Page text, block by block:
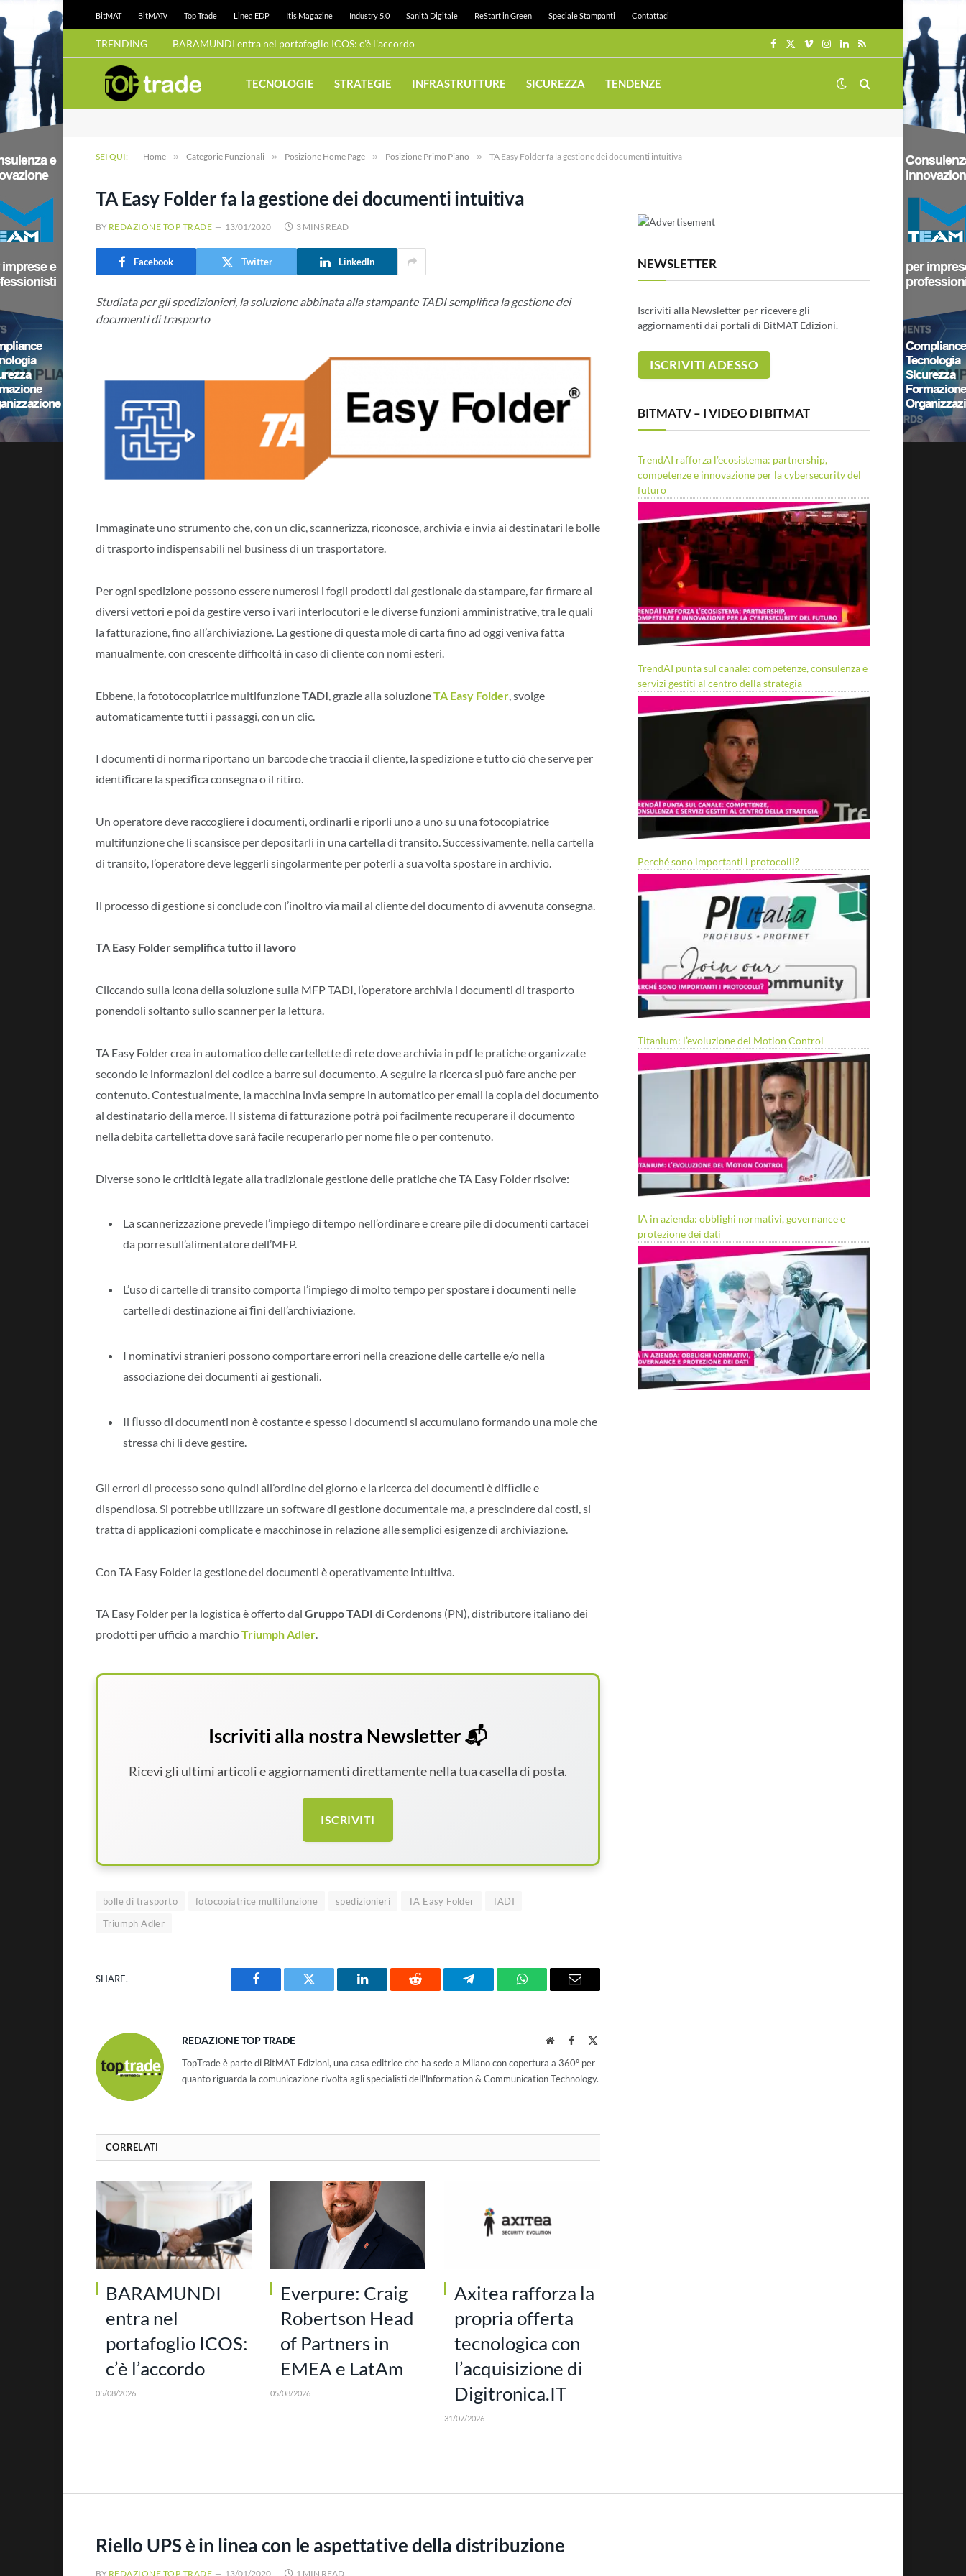
BitMAT BitMATv Top Trade Linea EDP Itis Magazine Industry 5.0 Sanità Digitale ReStart in Green Speciale Stampanti Contattaci
TRENDING
Facebook
X
VimeoInstagram
LinkedIn
RSS
TECNOLOGIE STRATEGIE INFRASTRUTTURE SICUREZZA TENDENZE
SEI QUI: Home » Categorie Funzionali » Posizione Home Page » Posizione Primo Piano » TA Easy Folder fa la gestione dei documenti intuitiva
TA Easy Folder fa la gestione dei documenti intuitiva
BY REDAZIONE TOP TRADE 13/01/2020 3 MINS READ
Facebook Twitter LinkedIn
Studiata per gli spedizionieri, la soluzione abbinata alla stampante TADI semplifica la gestione dei
documenti di trasporto
Immaginate uno strumento che, con un clic, scannerizza, riconosce, archivia e invia ai destinatari le bolle
di trasporto indispensabili nel business di un trasportatore.
Per ogni spedizione possono essere numerosi i fogli prodotti dal gestionale da stampare, far firmare ai
diversi vettori e poi da gestire verso i vari interlocutori e le diverse funzioni amministrative, tra le quali
la fatturazione, fino all’archiviazione. La gestione di questa mole di carta fino ad oggi veniva fatta
manualmente, con crescente difficoltà in caso di cliente con nomi esteri.
Ebbene, la fototocopiatrice multifunzioneTADI , grazie alla soluzioneTA Easy Folder , svolge
automaticamente tutti i passaggi, con un clic.
I documenti di norma riportano un barcode che traccia il cliente, la spedizione e tutto ciò che serve per
identiﬁcare la speciﬁca consegna o il ritiro.
Un operatore deve raccogliere i documenti, ordinarli e riporli uno a uno su una fotocopiatrice
multifunzione che li scansisce per depositarli in una cartella di transito. Successivamente, nella cartella
di transito, l’operatore deve leggerli singolarmente per poterli a sua volta spostare in archivio.
Il processo di gestione si conclude con l’inoltro via mail al cliente del documento di avvenuta consegna.
TA Easy Folder semplifica tutto il lavoro
Cliccando sulla icona della soluzione sulla MFP TADI, l’operatore archivia i documenti di trasporto
ponendoli soltanto sullo scanner per la lettura.
TA Easy Folder crea in automatico delle cartellette di rete dove archivia in pdf le pratiche organizzate
secondo le informazioni del codice a barre sul documento. A seguire la ricerca si può fare anche per
contenuto. Contestualmente, la macchina invia sempre in automatico per email la copia del documento
al destinatario della merce. Il sistema di fatturazione potrà poi facilmente recuperare il documento
nella debita cartelletta dove sarà facile recuperarlo per nome file o per contenuto.
Diverse sono le criticità legate alla tradizionale gestione delle pratiche che TA Easy Folder risolve:
La scannerizzazione prevede l’impiego di tempo nell’ordinare e creare pile di documenti cartacei
da porre sull’alimentatore dell’MFP.
L’uso di cartelle di transito comporta l’impiego di molto tempo per spostare i documenti nelle
cartelle di destinazione ai ﬁni dell’archiviazione.
I nominativi stranieri possono comportare errori nella creazione delle cartelle e/o nella
associazione dei documenti ai gestionali.
Il ﬂusso di documenti non è costante e spesso i documenti si accumulano formando una mole che
stressa chi li deve gestire.
Gli errori di processo sono quindi all’ordine del giorno e la ricerca dei documenti è difﬁcile e
dispendiosa. Si potrebbe utilizzare un software di gestione documentale ma, a prescindere dai costi, si
tratta di applicazioni complicate e macchinose in relazione alle semplici esigenze di archiviazione.
Con TA Easy Folder la gestione dei documenti è operativamente intuitiva.
TA Easy Folder per la logistica è offerto dal Gruppo TADI di Cordenons (PN), distributore italiano dei
prodotti per ufficio a marchioTriumph Adler.
Iscriviti alla nostra Newsletter 📬
Ricevi gli ultimi articoli e aggiornamenti direttamente nella tua casella di posta.
ISCRIVITI
bolle di trasporto fotocopiatrice multifunzione spedizionieri TA Easy Folder
TADI
Triumph Adler
SHARE.
Facebook Twitter LinkedIn Reddit Telegram WhatsAppEmail
REDAZIONE TOP TRADE WebsiteFacebook
TopTrade è parte di BitMAT Edizioni, una casa editrice che ha sede a Milano con copertura a 360° per
quanto riguarda la comunicazione rivolta agli specialisti dell'lnformation & Communication Technology.
CORRELATI
BARAMUNDI
entra nel
portafoglio ICOS:
c’è l’accordo
05/08/2026
Everpure: Craig
Robertson Head
of Partners in
EMEA e LatAm
05/08/2026
Axitea rafforza la
propria offerta
tecnologica con
l’acquisizione di
Digitronica.IT
31/07/2026
NEWSLETTER
Iscriviti alla Newsletter per ricevere gli
aggiornamenti dai portali di BitMAT Edizioni.
BITMATV – I VIDEO DI BITMAT
TrendAI rafforza l’ecosistema: partnership,
competenze e innovazione per la cybersecurity del
futuro
TrendAI punta sul canale: competenze, consulenza e
servizi gestiti al centro della strategia
Perché sono importanti i protocolli?
Titanium: l’evoluzione del Motion Control
IA in azienda: obblighi normativi, governance e
protezione dei dati
Riello UPS è in linea con le aspettative della distribuzione
BY REDAZIONE TOP TRADE 13/01/2020 1 MIN READ